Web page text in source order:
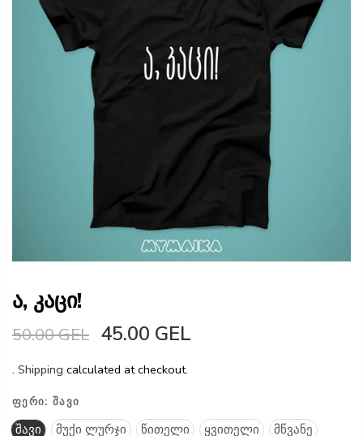
ა, კაცი!
50.00 GEL 45.00 GEL
. Shipping calculated at checkout.
ᲤᲔᲠᲘ: ᲨᲐᲕᲘ
შავი მუქი ლურჯი წითელი ყვითელი
მწვანე